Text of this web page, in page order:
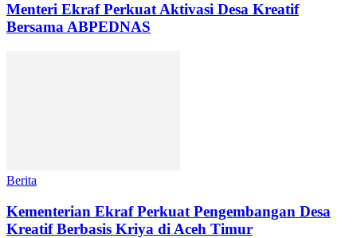
Menteri Ekraf Perkuat Aktivasi Desa Kreatif
Bersama ABPEDNAS
Berita
Kementerian Ekraf Perkuat Pengembangan Desa
Kreatif Berbasis Kriya di Aceh Timur